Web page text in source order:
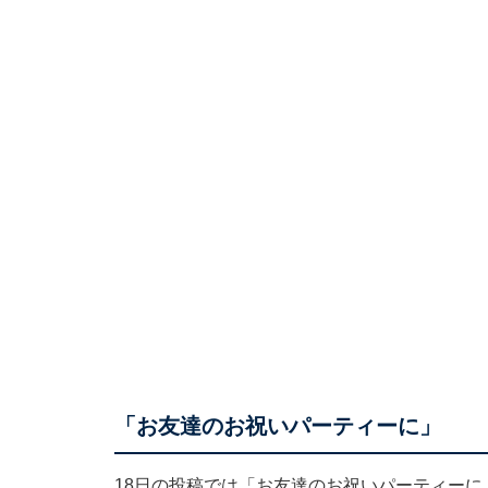
「お友達のお祝いパーティーに」